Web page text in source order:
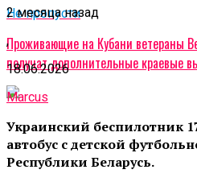
Не пропусти
Проживающие на Кубани ветераны
получат дополнительные краевые
2 месяца назад
,
18.06.2026
Marcus
Украинский беспилотник
автобус с детской
Республики Беларусь.